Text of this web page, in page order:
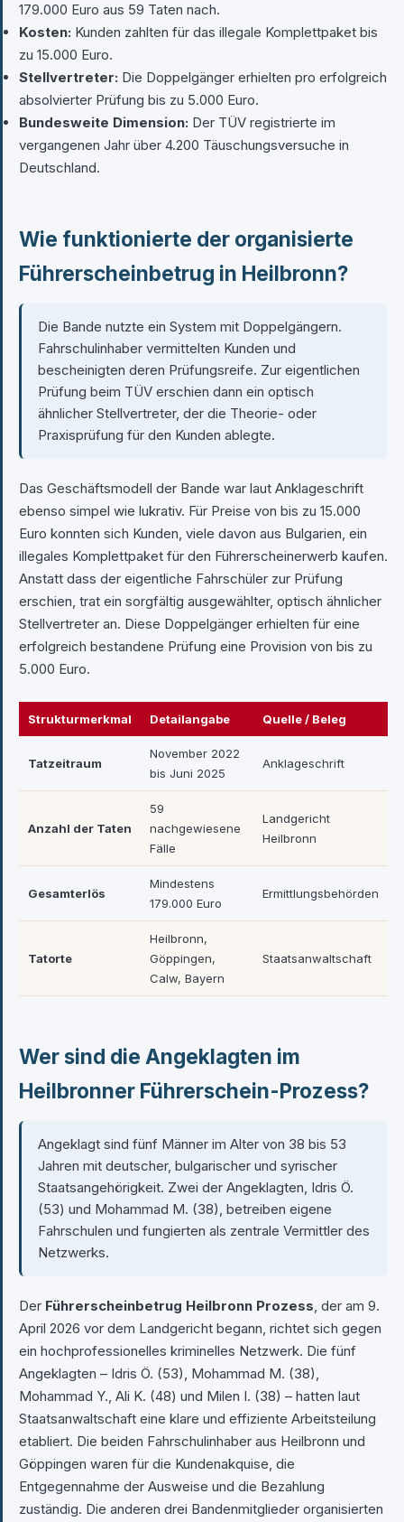
179.000 Euro aus 59 Taten nach.
Kosten: Kunden zahlten für das illegale Komplettpaket bis
zu 15.000 Euro.
Stellvertreter: Die Doppelgänger erhielten pro erfolgreich
absolvierter Prüfung bis zu 5.000 Euro.
Bundesweite Dimension: Der TÜV registrierte im
vergangenen Jahr über 4.200 Täuschungsversuche in
Deutschland.
Wie funktionierte der organisierte
Führerscheinbetrug in Heilbronn?
Die Bande nutzte ein System mit Doppelgängern.
Fahrschulinhaber vermittelten Kunden und
bescheinigten deren Prüfungsreife. Zur eigentlichen
Prüfung beim TÜV erschien dann ein optisch
ähnlicher Stellvertreter, der die Theorie- oder
Praxisprüfung für den Kunden ablegte.
Das Geschäftsmodell der Bande war laut Anklageschrift
ebenso simpel wie lukrativ. Für Preise von bis zu 15.000
Euro konnten sich Kunden, viele davon aus Bulgarien, ein
illegales Komplettpaket für den Führerscheinerwerb kaufen.
Anstatt dass der eigentliche Fahrschüler zur Prüfung
erschien, trat ein sorgfältig ausgewählter, optisch ähnlicher
Stellvertreter an. Diese Doppelgänger erhielten für eine
erfolgreich bestandene Prüfung eine Provision von bis zu
5.000 Euro.
Strukturmerkmal Detailangabe Quelle / Beleg
Tatzeitraum
November 2022
bis Juni 2025
Anklageschrift
Anzahl der Taten
59
nachgewiesene
Fälle
Landgericht
Heilbronn
Gesamterlös
Mindestens
179.000 Euro
Ermittlungsbehörden
Tatorte
Heilbronn,
Göppingen,
Calw, Bayern
Staatsanwaltschaft
Wer sind die Angeklagten im
Heilbronner Führerschein-Prozess?
Angeklagt sind fünf Männer im Alter von 38 bis 53
Jahren mit deutscher, bulgarischer und syrischer
Staatsangehörigkeit. Zwei der Angeklagten, Idris Ö.
(53) und Mohammad M. (38), betreiben eigene
Fahrschulen und fungierten als zentrale Vermittler des
Netzwerks.
Der Führerscheinbetrug Heilbronn Prozess, der am 9.
April 2026 vor dem Landgericht begann, richtet sich gegen
ein hochprofessionelles kriminelles Netzwerk. Die fünf
Angeklagten – Idris Ö. (53), Mohammad M. (38),
Mohammad Y., Ali K. (48) und Milen I. (38) – hatten laut
Staatsanwaltschaft eine klare und effiziente Arbeitsteilung
etabliert. Die beiden Fahrschulinhaber aus Heilbronn und
Göppingen waren für die Kundenakquise, die
Entgegennahme der Ausweise und die Bezahlung
zuständig. Die anderen drei Bandenmitglieder organisierten